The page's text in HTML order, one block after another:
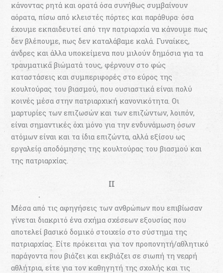
κάνοντας ρητά και ορατά όσα συνήθως συμβαίνουν
αόρατα, πίσω από κλειστές πόρτες και παράθυρα· όσα
έχουμε εκπαιδευτεί από την πατριαρχία να κάνουμε πως
δεν βλέπουμε, πως δεν καταλάβαμε καλά. Γυναίκες,
άνδρες και άλλα υποκείμενα που μιλούν δημόσια για τα
τραυματικά βιώματά τους, φέρνουν στο φώς
καταστάσεις και συμπεριφορές στο εύρος της
κουλτούρας του βιασμού, που ουσιαστικά είναι πολύ
κοινές μέσα στην πατριαρχική κανονικότητα. Οι
μαρτυρίες των επιζωσών και των επιζώντων, λοιπόν,
είναι σημαντικές όχι μόνο για την ενδυνάμωση όσων
ατόμων είναι και τα ίδια επιζώντα, αλλά εξίσου ως
εργαλεία αποδόμησης της κουλτούρας του βιασμού και
της πατριαρχίας.
II
Μέσα από τις αφηγήσεις των ανθρώπων που επιβίωσαν
γίνεται διακριτό ένα σχήμα σχέσεων εξουσίας που
αποτελεί βασικό δομικό στοιχείο στο σύστημα της
πατριαρχίας. Είτε πρόκειται για τον προπονητή/αθλητικό
παράγοντα που βιάζει και εκβιάζει σε σιωπή τη νεαρή
αθλήτρια, είτε για τον καθηγητή της σχολής και τις